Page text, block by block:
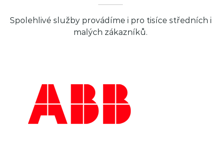
Spolehlivé služby provádíme i pro tisíce středních i
malých zákazníků.